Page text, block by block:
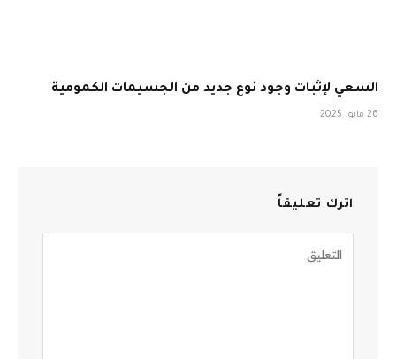
السعي لإثبات وجود نوع جديد من الجسيمات الكمومية
26 مايو، 2025
اترك تعليقاً